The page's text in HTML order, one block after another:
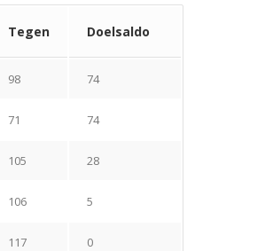
Tegen Doelsaldo
98 74
71 74
105 28
106 5
117 0